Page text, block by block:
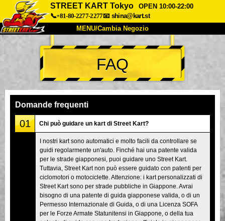
STREET KART Tokyo
OPEN 10:00-22:00
📞+81-80-2277-2277📧 shina@kart.st
MENU/Cambia Negozio
INIZIO
Chi Siamo Specifiche Prezzo
Recensioni
Azienda
Tokyo Shinagawa Tokyo Akihabara#1
Tokyo Akihabara#2 Tokyo Shibuya
Tokyo Shibuya Annex Tokyo Bay
Tokyo Asakusa Osaka
Okinawa
FAQ
Domande frequenti
01 Chi può guidare un kart di Street Kart?
I nostri kart sono automatici e molto facili da controllare se
guidi regolarmente un'auto. Finché hai una patente valida
per le strade giapponesi, puoi guidare uno Street Kart.
Tuttavia, Street Kart non può essere guidato con patenti per
ciclomotori o motociclette. Attenzione: i kart personalizzati di
Street Kart sono per strade pubbliche in Giappone. Avrai
bisogno di una patente di guida giapponese valida, o di un
Permesso Internazionale di Guida, o di una Licenza SOFA
per le Forze Armate Statunitensi in Giappone, o della tua